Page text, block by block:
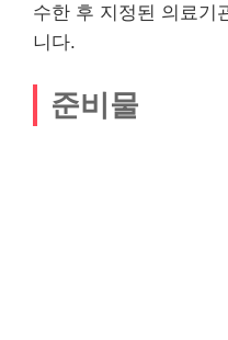
수한 후 지정된 의료기
니다.
준비물